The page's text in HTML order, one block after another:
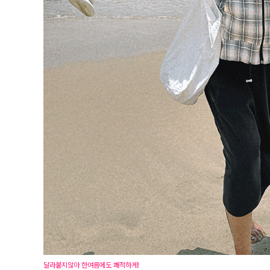
달라붙지않아 한여름에도 쾌적하게!